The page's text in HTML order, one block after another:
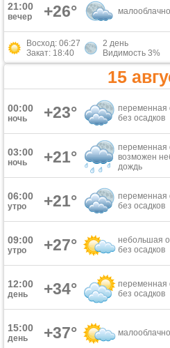
21:00
вечер +26°
Восход: 06:27
Закат: 18:40
2 день
Видимость 3%
15
00:00
ночь +23°
переменная
без осадков
03:00
ночь +21°
переменная
возможен
дождь
06:00
утро +21°
переменная
без осадков
09:00
утро +27°
небольшая
без осадков
12:00
день +34°
переменная
без осадков
15:00
день +37°